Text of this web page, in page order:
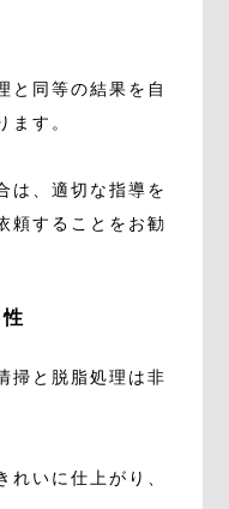
と同等の結果を自
ます。
は、適切な指導を
頼することをお勧
掃と脱脂処理は非
れいに仕上がり、